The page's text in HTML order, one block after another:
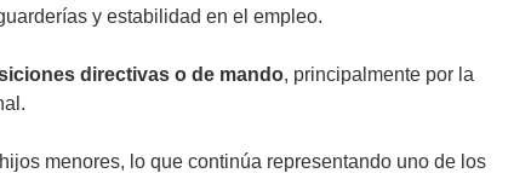
y estabilidad en el empleo.
directivas o de mando, principalmente por la
menores, lo que continúa representando uno de los